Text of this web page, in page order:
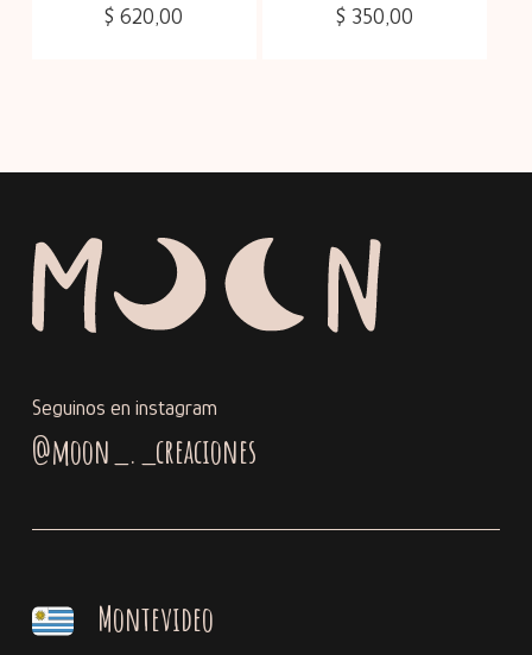
$ 620,00 $ 350,00
Seguinos en instagram
@moon_._creaciones
Montevideo